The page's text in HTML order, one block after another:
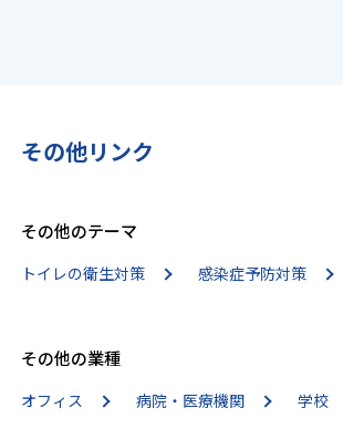
その他リンク
その他のテーマ
トイレの衛生対策 感染症予防対策
その他の業種
オフィス 病院・医療機関
学校